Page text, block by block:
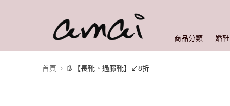
商品分類 婚
首頁 👢【長靴、過膝靴】↙︎8折